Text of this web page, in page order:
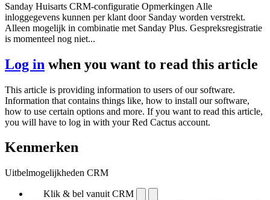
Sanday Huisarts CRM-configuratie Opmerkingen Alle
inloggegevens kunnen per klant door Sanday worden verstrekt.
Alleen mogelijk in combinatie met Sanday Plus. Gespreksregistratie
is momenteel nog niet...
Log in when you want to read this article
This article is providing information to users of our software.
Information that contains things like, how to install our software,
how to use certain options and more. If you want to read this article,
you will have to log in with your Red Cactus account.
Kenmerken
Uitbelmogelijkheden CRM
Klik & bel vanuit CRM